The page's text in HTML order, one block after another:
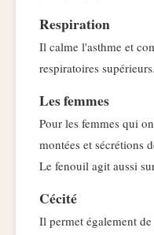
Respiration
Il calme l'asthme et
respiratoires
Les femmes
Pour les femmes qui
montées et sécrétions
Le fenouil agit aussi
Cécité
Il permet également